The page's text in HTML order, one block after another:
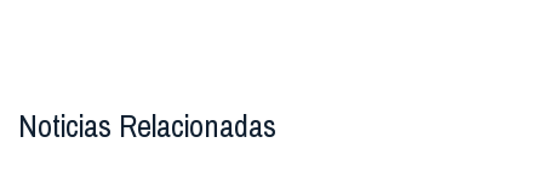
Noticias Relacionadas